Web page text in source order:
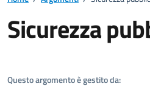
Sicurezza
Questo argomento è gestito da: